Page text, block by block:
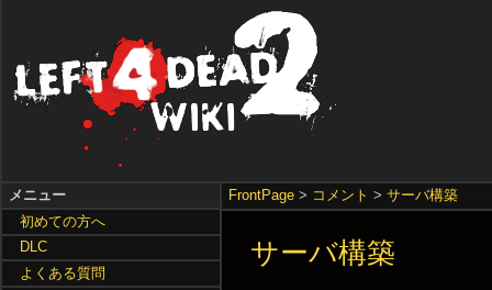
FrontPage > コメント >サーバ構築
サーバ構築
メニュー
初めての方へ
DLC
よくある質問